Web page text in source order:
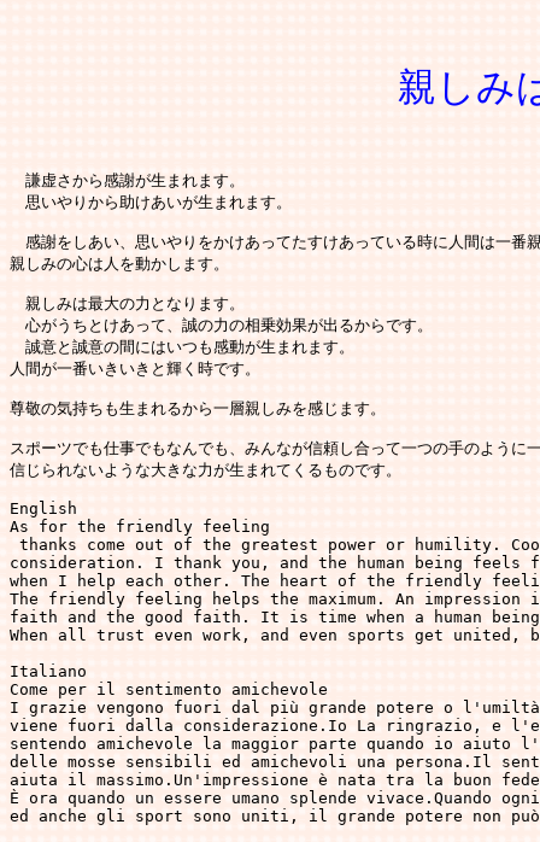
親しみ
謙虚さから感謝が生まれます。
思いやりから助けあいが生まれます。
感謝をしあい、思いやりをかけあってたすけあっている時に人間は一番
親しみの心は人を動かします。
親しみは最大の力となります。
心がうちとけあって、誠の力の相乗効果が出るからです。
誠意と誠意の間にはいつも感動が生まれます。
人間が一番いきいきと輝く時です。
尊敬の気持ちも生まれるから一層親しみを感じます。
スポーツでも仕事でもなんでも、みんなが信頼し合って一つの手のように
信じられないような大きな力が生まれてくるものです。
English
As for the friendly feeling
thanks come out of the greatest power or humility.
consideration. I thank you, and the human being
when I help each other. The heart of the friendly
The friendly feeling helps the maximum. An impression
faith and the good faith. It is time when a human
When all trust even work, and even sports get united,
Italiano
Come per il sentimento amichevole
I grazie vengono fuori dal più grande potere o
viene fuori dalla considerazione.Io La ringrazio, e
sentendo amichevole la maggior parte quando io
delle mosse sensibili ed amichevoli una persona.Il
aiuta il massimo.Un'impressione è nata tra la buon
È ora quando un essere umano splende vivace.Quando
ed anche gli sport sono uniti, il grande potere non